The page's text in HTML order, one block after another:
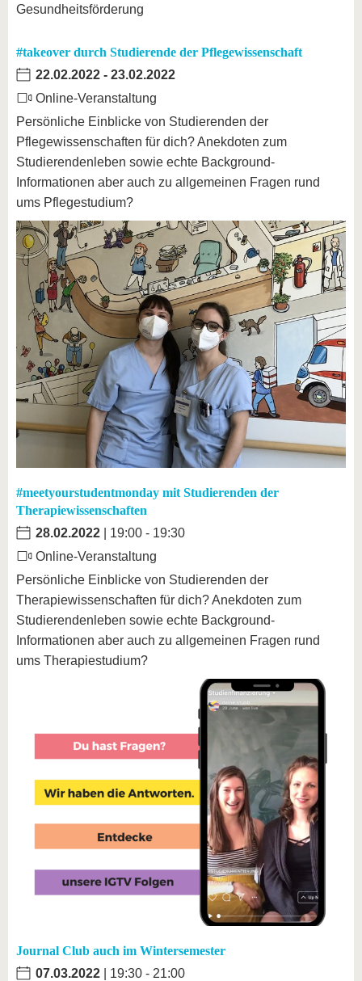
Gesundheitsförderung
#takeover durch Studierende der Pflegewissenschaft
22.02.2022 - 23.02.2022
Online-Veranstaltung
Persönliche Einblicke von Studierenden der
Pflegewissenschaften für dich? Anekdoten zum
Studierendenleben sowie echte Background-
Informationen aber auch zu allgemeinen Fragen rund
ums Pflegestudium?
#meetyourstudentmonday mit Studierenden der
Therapiewissenschaften
28.02.2022 | 19:00 - 19:30
Online-Veranstaltung
Persönliche Einblicke von Studierenden der
Therapiewissenschaften für dich? Anekdoten zum
Studierendenleben sowie echte Background-
Informationen aber auch zu allgemeinen Fragen rund
ums Therapiestudium?
Journal Club auch im Wintersemester
07.03.2022 | 19:30 - 21:00